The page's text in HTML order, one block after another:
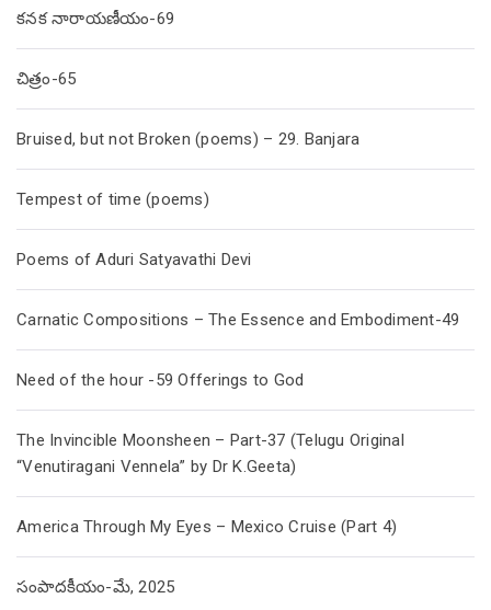
కనక నారాయణీయం-69
చిత్రం-65
Bruised, but not Broken (poems) – 29. Banjara
Tempest of time (poems)
Poems of Aduri Satyavathi Devi
Carnatic Compositions – The Essence and Embodiment-49
Need of the hour -59 Offerings to God
The Invincible Moonsheen – Part-37 (Telugu Original
“Venutiragani Vennela” by Dr K.Geeta)
America Through My Eyes – Mexico Cruise (Part 4)
సంపాదకీయం-మే, 2025